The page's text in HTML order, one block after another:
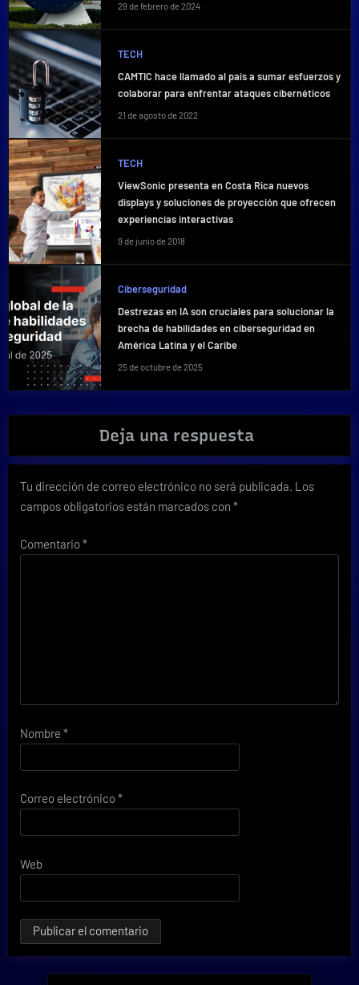
29 de febrero de 2024
TECH
CAMTIC hace llamado al país a sumar esfuerzos y
colaborar para enfrentar ataques cibernéticos
21 de agosto de 2022
TECH
ViewSonic presenta en Costa Rica nuevos
displays y soluciones de proyección que ofrecen
experiencias interactivas
9 de junio de 2018
Ciberseguridad
Destrezas en IA son cruciales para solucionar la
brecha de habilidades en ciberseguridad en
América Latina y el Caribe
25 de octubre de 2025
Deja una respuesta
Tu dirección de correo electrónico no será publicada. Los
campos obligatorios están marcados con *
Comentario*
Nombre *
Correo electrónico*
Web